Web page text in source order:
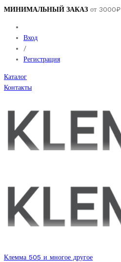
МИНИМАЛЬНЫЙ ЗАКАЗ от 3000₽
Вход
/
Регистрация
Каталог
Контакты
Клемма 505 и многое другое